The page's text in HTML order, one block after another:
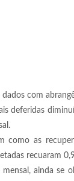
com
deferidas
como as
recuaram
ainda se